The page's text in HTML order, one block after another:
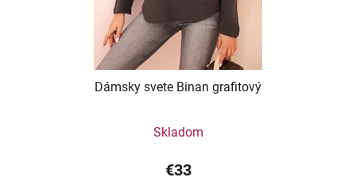
Dámsky svete Binan grafitový
Skladom
€33